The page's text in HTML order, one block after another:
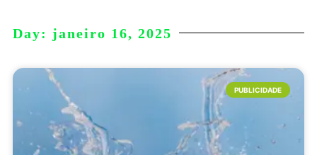
Day: janeiro 16, 2025
PUBLICIDADE